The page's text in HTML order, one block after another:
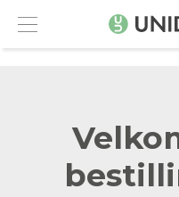
Menu
KONTAKT